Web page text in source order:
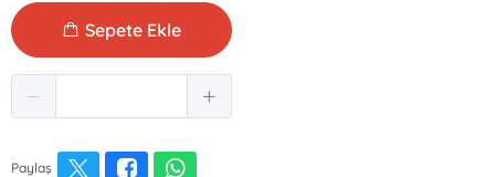
Sepete Ekle
Paylaş